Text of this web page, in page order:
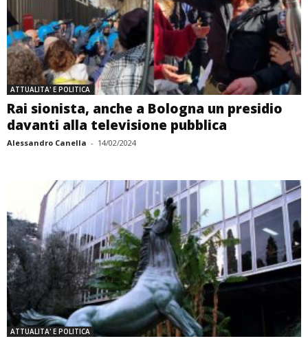
ATTUALITA' E POLITICA
Rai sionista, anche a Bologna un presidio
davanti alla televisione pubblica
Alessandro Canella - 14/02/2024
ATTUALITA' E POLITICA